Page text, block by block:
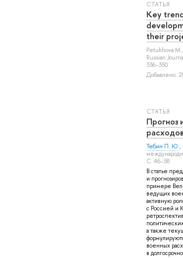
СТАТЬЯ
Key
their
Petukhova M.,
Russian
336–350
Добавлено:
СТАТЬЯ
Прогноз
Тебин П. Ю.,
С. 46–58
В статье
и
примере
ведущих
активную
с Россией и
а также
военных
в